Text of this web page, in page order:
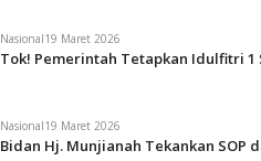
Nasional19 Maret 2026
Tok! Pemerintah Tetapkan Idulfitri 1
Nasional19 Maret 2026
Bidan Hj. Munjianah Tekankan SOP